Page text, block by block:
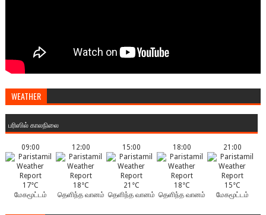
WEATHER
பரிஸில் காலநிலை
09:00
17°C
மேகமூட்டம்
12:00
18°C
தெளிந்த வானம்
15:00
21°C
தெளிந்த வானம்
18:00
18°C
தெளிந்த வானம்
21:00
15°C
மேகமூட்டம்